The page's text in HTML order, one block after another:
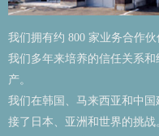
我们拥有约 800 家业务合作伙
我们多年来培养的信任关系
产。
我们在韩国、马来西亚和中
接了日本、亚洲和世界的挑战